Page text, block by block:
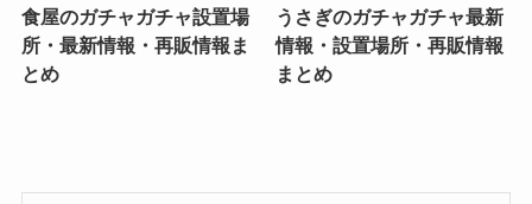
食屋のガチャガチャ設置場
所・最新情報・再販情報ま
とめ
うさぎのガチャガチャ最新
情報・設置場所・再販情報
まとめ